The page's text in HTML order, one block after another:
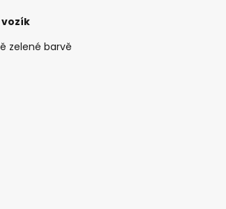
zelené barvě